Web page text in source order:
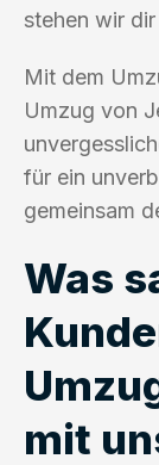
stehen wir
Mit dem
Umzug von
für ein
gemeinsam
Was
mit